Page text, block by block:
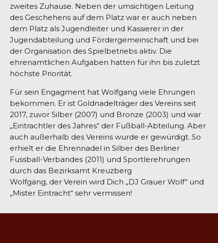
zweites Zuhause. Neben der umsichtigen Leitung
des Geschehens auf dem Platz war er auch neben
dem Platz als Jugendleiter und Kassierer in der
Jugendabteilung und Fördergemeinschaft und bei
der Organisation des Spielbetriebs aktiv. Die
ehrenamtlichen Aufgaben hatten für ihn bis zuletzt
höchste Priorität.
Für sein Engagment hat Wolfgang viele Ehrungen
bekommen. Er ist Goldnadelträger des Vereins seit
2017, zuvor Silber (2007) und Bronze (2003) und war
„Eintrachtler des Jahres“ der Fußball-Abteilung. Aber
auch außerhalb des Vereins wurde er gewürdigt. So
erhielt er die Ehrennadel in Silber des Berliner
Fussball-Verbandes (2011) und Sportlerehrungen
durch das Bezirksamt Kreuzberg
Wolfgang, der Verein wird Dich „DJ Grauer Wolf“ und
„Mister Eintracht“ sehr vermissen!